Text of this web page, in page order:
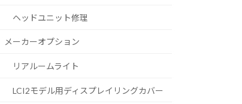
ヘッドユニット修理
メーカーオプション
リアルームライト
LCI2モデル用ディスプレイリングカバー